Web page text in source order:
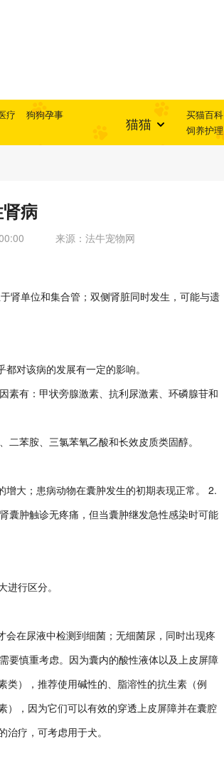
疗
狗狗孕事
猫猫 买猫百科
饲养护理
病
来源：法牛宠物网
肾单位和集合管；双侧肾脏同时发生，可能与遗
对该病的发展有一定的影响。
素有：甲状旁腺激素、抗利尿激素、环磷腺苷和
苯胺、三氯苯氧乙酸和长效皮质类固醇。
大；患病动物在囊肿发生的初期表现正常。 2.
囊肿触诊无疼痛，但当囊肿继发急性感染时可能
行区分。
在尿液中检测到细菌；无细菌尿，同时出现疼
要慎重考虑。因为囊内的酸性液体以及上皮屏障
类），推荐使用碱性的、脂溶性的抗生素（例
），因为它们可以有效的穿透上皮屏障并在囊腔
疗，可考虑用于犬。